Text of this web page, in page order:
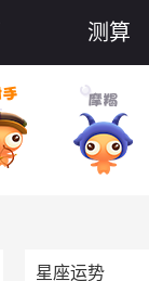
测算
星座运势